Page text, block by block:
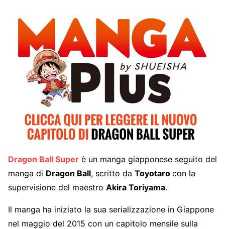
Dragon Ball Super è un manga giapponese seguito del
manga di Dragon Ball, scritto da Toyotaro con la
supervisione del maestro Akira Toriyama.
Il manga ha iniziato la sua serializzazione in Giappone
nel maggio del 2015 con un capitolo mensile sulla